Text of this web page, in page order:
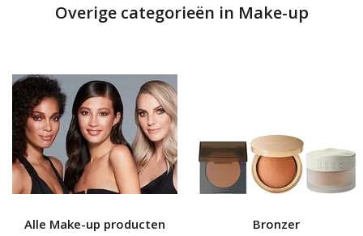
Overige categorieën in Make-up
Alle Make-up producten Bronzer